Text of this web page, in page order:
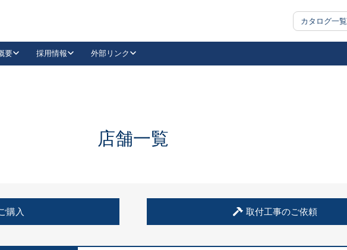
カタログ一覧
抗ウイルス・抗菌製品
要 採用情報 外部リンク
LinkedIn
住宅使用部材標準化推進協議会
店舗一覧
購入 取付工事のご依頼